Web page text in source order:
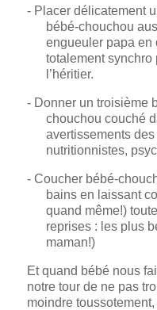
- Placer délicatement
bébé-chouchou
engueuler papa en
totalement
l’héritier.
- Donner un troisième
chouchou couché
avertissements
nutritionnistes,
- Coucher bébé-
bains en laissant
quand même!)
reprises : les plus
maman!)
Et quand bébé nous
notre tour de ne pas
moindre